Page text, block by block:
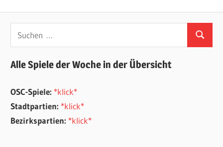
Suchen
Alle Spiele der Woche in der Übersicht
OSC-Spiele: *klick*
Stadtpartien: *klick*
Bezirkspartien: *klick*